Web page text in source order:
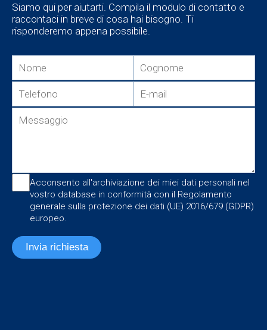
Siamo qui per aiutarti. Compila il modulo di contatto e
raccontaci in breve di cosa hai bisogno. Ti
risponderemo appena possibile.
Acconsento all'archiviazione dei miei dati personali nel
vostro database in conformità con il Regolamento
generale sulla protezione dei dati (UE) 2016/679 (GDPR)
europeo.
Invia richiesta